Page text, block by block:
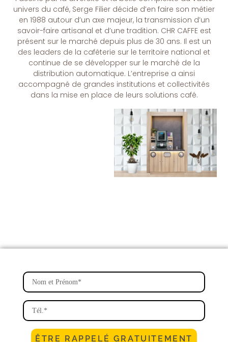
Je Découvre
univers du café, Serge Filier décide d’en faire son métier
en 1988 autour d’un axe majeur, la transmission d’un
savoir-faire artisanal et d’une tradition. CHR CAFFE est
présent sur le marché depuis plus de 30 ans. Il est un
des leaders de la caféterie sur le territoire national et
continue de se développer sur le marché de la
distribution automatique. L’entreprise a ainsi
accompagné de grandes institutions et collectivités
dans la mise en place de leurs solutions café.
ÊTRE RAPPELÉ GRATUITEMENT